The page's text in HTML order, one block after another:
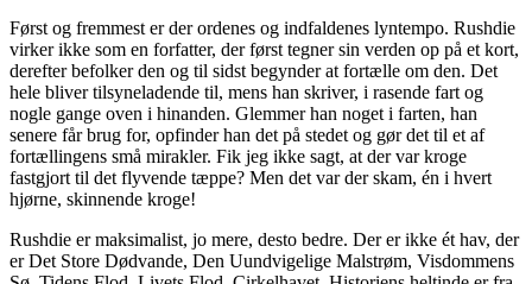
Først og fremmest er der ordenes og indfaldenes lyntempo. Rushdie
virker ikke som en forfatter, der først tegner sin verden op på et kort,
derefter befolker den og til sidst begynder at fortælle om den. Det
hele bliver tilsyneladende til, mens han skriver, i rasende fart og
nogle gange oven i hinanden. Glemmer han noget i farten, han
senere får brug for, opfinder han det på stedet og gør det til et af
fortællingens små mirakler. Fik jeg ikke sagt, at der var kroge
fastgjort til det flyvende tæppe? Men det var der skam, én i hvert
hjørne, skinnende kroge!
Rushdie er maksimalist, jo mere, desto bedre. Der er ikke ét hav, der
er Det Store Dødvande, Den Uundvigelige Malstrøm, Visdommens